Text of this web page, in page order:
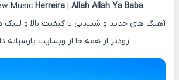
Music Herreira | Allah Allah Ya Baba
آهنگ های جدید و شنیدنی با کیفیت بالا و لینک
زودتر از همه جا از وبسایت پارسیانه